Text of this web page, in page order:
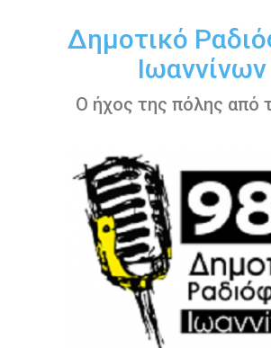
περιεχόμενοΔημοτικό
Ιωαννίνων
Ο ήχος της πόλης από